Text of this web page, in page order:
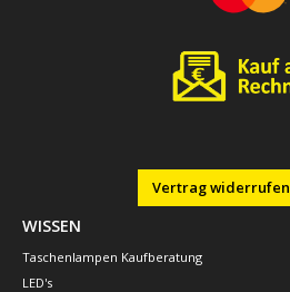
Vertrag widerrufen
WISSEN
Taschenlampen Kaufberatung
LED's